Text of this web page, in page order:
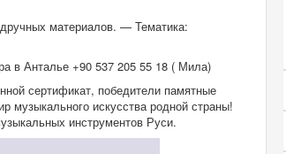
материалов. — Тематика:
в Анталье +90 537 205 55 18 ( Мила)
сертификат, победители памятные
музыкального искусства родной страны!
инструментов Руси.